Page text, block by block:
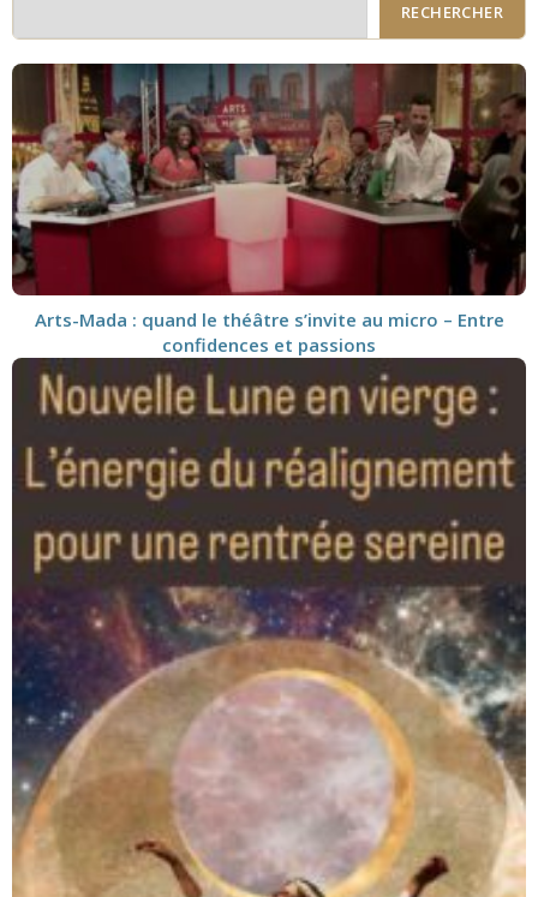
RECHERCHER
Arts-Mada : quand le théâtre s’invite au micro – Entre
confidences et passions